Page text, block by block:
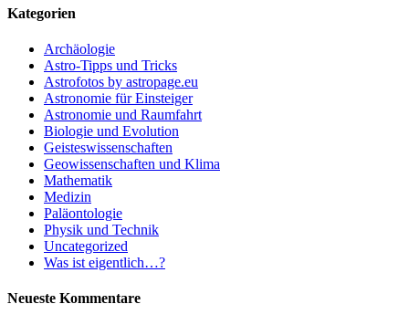
Kategorien
Archäologie
Astro-Tipps und Tricks
Astrofotos by astropage.eu
Astronomie für Einsteiger
Astronomie und Raumfahrt
Biologie und Evolution
Geisteswissenschaften
Geowissenschaften und Klima
Mathematik
Medizin
Paläontologie
Physik und Technik
Uncategorized
Was ist eigentlich…?
Neueste Kommentare